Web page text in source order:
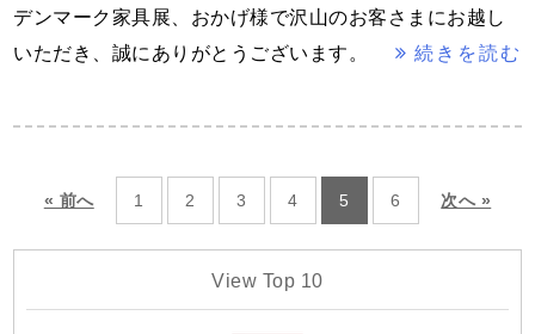
デンマーク家具展、おかげ様で沢山のお客さまにお越し
いただき、誠にありがとうございます。
続きを読む
« 前へ 1 2 3 4 5 6 次へ »
View Top 10